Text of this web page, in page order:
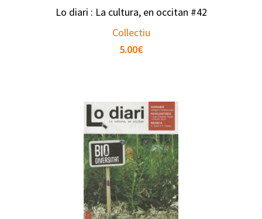
Lo diari : La cultura, en occitan #42
Collectiu
5.00€